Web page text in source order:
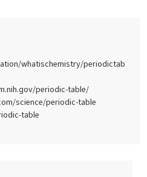
whatischemistry/periodictab
periodic-table/
science/periodic-table
table